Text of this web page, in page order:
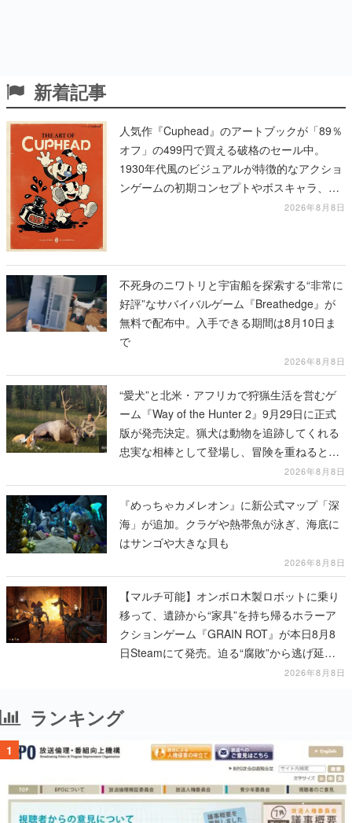
新着記事
人気作『Cuphead』のアートブックが「89％
オフ」の499円で買える破格のセール中。
1930年代風のビジュアルが特徴的なアクショ
ンゲームの初期コンセプトやボスキャラ、ス
2026年8月8日
不死身のニワトリと宇宙船を探索する“非常に
好評”なサバイバルゲーム『Breathedge』が
無料で配布中。入手できる期間は8月10日ま
で
2026年8月8日
“愛犬”と北米・アフリカで狩猟生活を営むゲ
ーム『Way of the Hunter 2』9月29日に正式
版が発売決定。猟犬は動物を追跡してくれる
忠実な相棒として登場し、冒険を重ねると成
2026年8月8日
『めっちゃカメレオン』に新公式マップ「深
海」が追加。クラゲや熱帯魚が泳ぎ、海底に
はサンゴや大きな貝も
2026年8月8日
【マルチ可能】オンボロ木製ロボットに乗り
移って、遺跡から“家具”を持ち帰るホラーア
クションゲーム『GRAIN ROT』が本日8月8
日Steamにて発売。迫る“腐敗”から逃げ延
2026年8月8日
ランキング
1